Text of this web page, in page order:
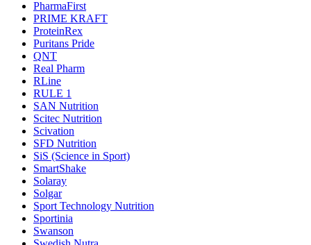
PharmaFirst
PRIME KRAFT
ProteinRex
Puritans Pride
QNT
Real Pharm
RLine
RULE 1
SAN Nutrition
Scitec Nutrition
Scivation
SFD Nutrition
SiS (Science in Sport)
SmartShake
Solaray
Solgar
Sport Technology Nutrition
Sportinia
Swanson